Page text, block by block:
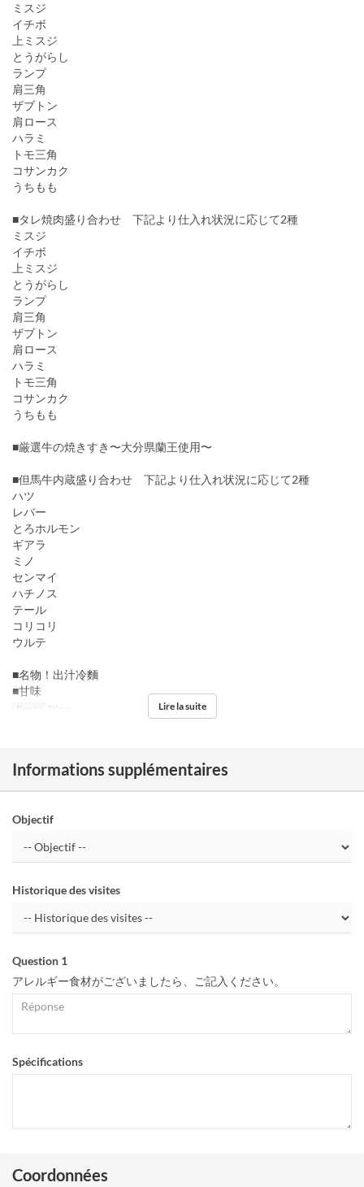
ミスジ
イチボ
上ミスジ
とうがらし
ランプ
肩三角
ザブトン
肩ロース
ハラミ
トモ三角
コサンカク
うちもも
■タレ焼肉盛り合わせ 下記より仕入れ状況に応じて2種
ミスジ
イチボ
上ミスジ
とうがらし
ランプ
肩三角
ザブトン
肩ロース
ハラミ
トモ三角
コサンカク
うちもも
■厳選牛の焼きすき〜大分県蘭王使用〜
■但馬牛内蔵盛り合わせ 下記より仕入れ状況に応じて2種
ハツ
レバー
とろホルモン
ギアラ
ミノ
センマイ
ハチノス
テール
コリコリ
ウルテ
■名物！出汁冷麵
■甘味
Repas Dîner Lire la suite
Informations supplémentaires
Objectif
Historique des visites
Question 1
アレルギー食材がございましたら、ご記入ください。
Spécifications
Coordonnées